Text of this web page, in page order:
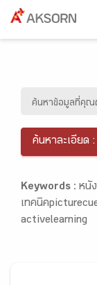
ค้นหาละเอียด :
Keywords : หนั
เทคนิค
activelearning